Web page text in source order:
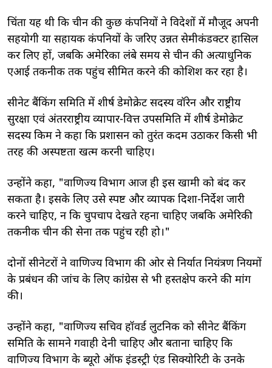
चिंता यह थी कि चीन की कुछ कंपनियों ने विदेशों में मौजूद अपनी
सहयोगी या सहायक कंपनियों के जरिए उन्नत सेमीकंडक्टर हासिल
कर लिए हों, जबकि अमेरिका लंबे समय से चीन की अत्याधुनिक
एआई तकनीक तक पहुंच सीमित करने की कोशिश कर रहा है।
सीनेट बैंकिंग समिति में शीर्ष डेमोक्रेट सदस्य वॉरेन और राष्ट्रीय
सुरक्षा एवं अंतरराष्ट्रीय व्यापार-वित्त उपसमिति में शीर्ष डेमोक्रेट
सदस्य किम ने कहा कि प्रशासन को तुरंत कदम उठाकर किसी भी
तरह की अस्पष्टता खत्म करनी चाहिए।
उन्होंने कहा, "वाणिज्य विभाग आज ही इस खामी को बंद कर
सकता है। इसके लिए उसे स्पष्ट और व्यापक दिशा-निर्देश जारी
करने चाहिए, न कि चुपचाप देखते रहना चाहिए जबकि अमेरिकी
तकनीक चीन की सेना तक पहुंच रही हो।"
दोनों सीनेटरों ने वाणिज्य विभाग की ओर से निर्यात नियंत्रण नियमों
के प्रबंधन की जांच के लिए कांग्रेस से भी हस्तक्षेप करने की मांग
की।
उन्होंने कहा, "वाणिज्य सचिव हॉवर्ड लुटनिक को सीनेट बैंकिंग
समिति के सामने गवाही देनी चाहिए और बताना चाहिए कि
वाणिज्य विभाग के ब्यूरो ऑफ इंडस्ट्री एंड सिक्योरिटी के उनके